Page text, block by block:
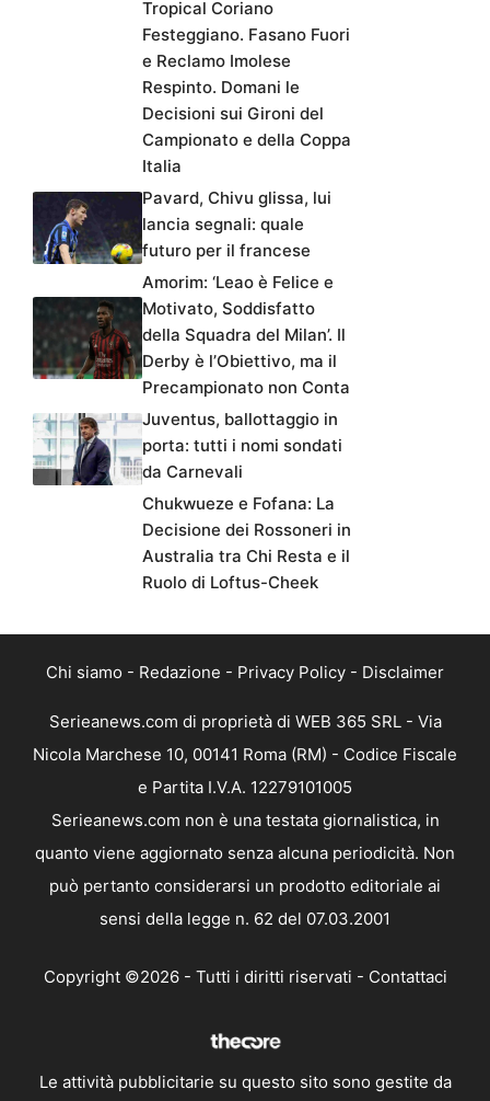
Tropical Coriano
Festeggiano. Fasano Fuori
e Reclamo Imolese
Respinto. Domani le
Decisioni sui Gironi del
Campionato e della Coppa
Italia
Pavard, Chivu glissa, lui
lancia segnali: quale
futuro per il francese
Amorim: ‘Leao è Felice e
Motivato, Soddisfatto
della Squadra del Milan’. Il
Derby è l’Obiettivo, ma il
Precampionato non Conta
Juventus, ballottaggio in
porta: tutti i nomi sondati
da Carnevali
Chukwueze e Fofana: La
Decisione dei Rossoneri in
Australia tra Chi Resta e il
Ruolo di Loftus-Cheek
Chi siamo - Redazione - Privacy Policy - Disclaimer
Serieanews.com di proprietà di WEB 365 SRL - Via
Nicola Marchese 10, 00141 Roma (RM) - Codice Fiscale
e Partita I.V.A. 12279101005
Serieanews.com non è una testata giornalistica, in
quanto viene aggiornato senza alcuna periodicità. Non
può pertanto considerarsi un prodotto editoriale ai
sensi della legge n. 62 del 07.03.2001
Copyright ©2026 - Tutti i diritti riservati - Contattaci
Le attività pubblicitarie su questo sito sono gestite da